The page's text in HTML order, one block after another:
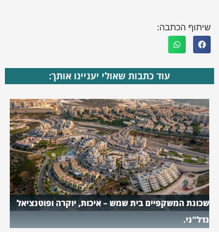
שיתוף הכתבה:
עוד כתבות שאולי יעניינו אותך:
שכונת המשקפיים בית שמש – איכות, יוקרה ופוטנציאל
נדל"ני.